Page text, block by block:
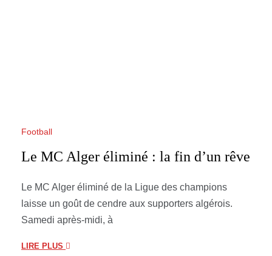
Football
Le MC Alger éliminé : la fin d’un rêve
Le MC Alger éliminé de la Ligue des champions
laisse un goût de cendre aux supporters algérois.
Samedi après-midi, à
LIRE PLUS